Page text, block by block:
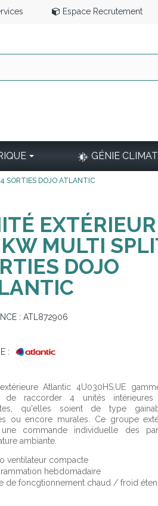
Espace Recrutement
GÉNIE
SORTIES DOJO ATLANTIC
MULTI
DOJO
: ATL872906
:
Atlantic 4U030HS.UE
de raccorder 4 unités intérieures
qu'elles soient de type
ou encore murales. Ce groupe
une commande individuelle des
ambiante.
ventilateur compacte
hebdomadaire
de foncgtionnement chaud / froid